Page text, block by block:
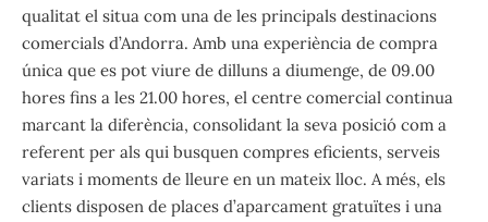
qualitat el situa com una de les principals destinacions
comercials d’Andorra. Amb una experiència de compra
única que es pot viure de dilluns a diumenge, de 09.00
hores fins a les 21.00 hores, el centre comercial continua
marcant la diferència, consolidant la seva posició com a
referent per als qui busquen compres eficients, serveis
variats i moments de lleure en un mateix lloc. A més, els
clients disposen de places d’aparcament gratuïtes i una